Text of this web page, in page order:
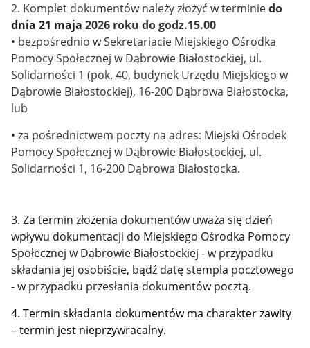
2. Komplet dokumentów należy złożyć w terminiedo
dnia 21 maja 2026 roku do godz.15.00
• bezpośrednio w Sekretariacie Miejskiego Ośrodka
Pomocy Społecznej w Dąbrowie Białostockiej, ul.
Solidarności 1 (pok. 40, budynek Urzędu Miejskiego w
Dąbrowie Białostockiej), 16-200 Dąbrowa Białostocka,
lub
• za pośrednictwem poczty na adres: Miejski Ośrodek
Pomocy Społecznej w Dąbrowie Białostockiej, ul.
Solidarności 1, 16-200 Dąbrowa Białostocka.
3. Za termin złożenia dokumentów uważa się dzień
wpływu dokumentacji do Miejskiego Ośrodka Pomocy
Społecznej w Dąbrowie Białostockiej - w przypadku
składania jej osobiście, bądź datę stempla pocztowego
- w przypadku przesłania dokumentów pocztą.
4. Termin składania dokumentów ma charakter zawity
– termin jest nieprzywracalny.